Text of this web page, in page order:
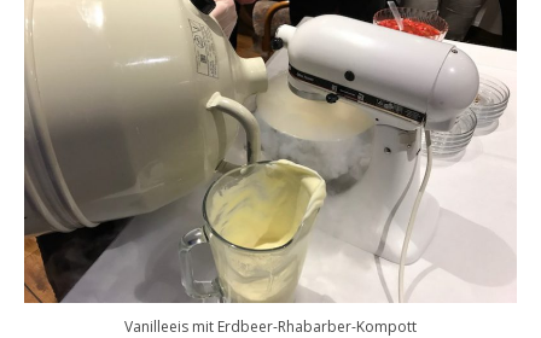
Vanilleeis mit Erdbeer-Rhabarber-Kompott